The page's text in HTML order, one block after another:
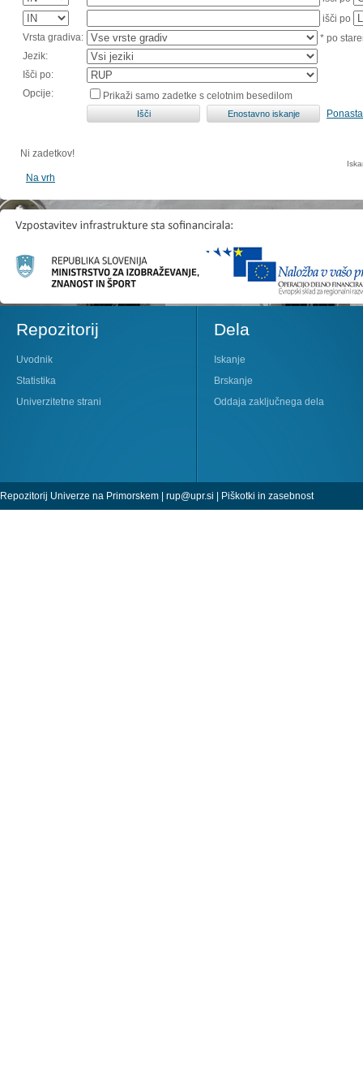
išči po
Vrsta gradiva:
* po
Jezik:
Išči po:
Opcije:
Prikaži samo zadetke s celotnim besedilom
Ni zadetkov!
Na vrh
Repozitorij
Uvodnik
Statistika
Univerzitetne strani
Dela
Iskanje
Brskanje
Oddaja zaključnega dela
Repozitorij Univerze na Primorskem | rup@upr.si | Piškotki in zasebnost